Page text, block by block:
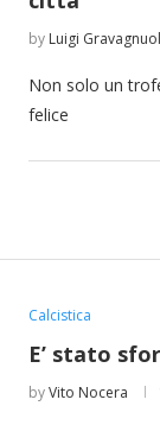
by Luigi
Non solo un
felice
Calcistica
E’ stato
byVito Nocera